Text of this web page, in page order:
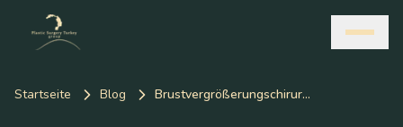
Startseite Blog Brustvergrößerungschirurgie